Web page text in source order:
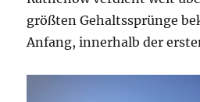
größten Gehaltssprünge
Anfang, innerhalb der